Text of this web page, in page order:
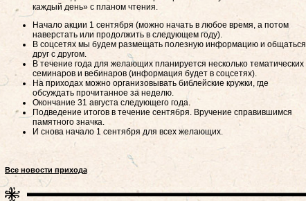
каждый день» с планом чтения.
Начало акции 1 сентября (можно начать в любое время, а потом
наверстать или продолжить в следующем году).
В соцсетях мы будем размещать полезную информацию и общаться
друг с другом.
В течение года для желающих планируется несколько тематических
семинаров и вебинаров (информация будет в соцсетях).
На приходах можно организовывать библейские кружки, где
обсуждать прочитанное за неделю.
Окончание 31 августа следующего года.
Подведение итогов в течение сентября. Вручение справившимся
памятного значка.
И снова начало 1 сентября для всех желающих.
Все новости прихода